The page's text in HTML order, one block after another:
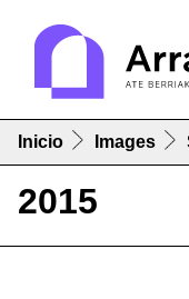
Inicio Images
2015